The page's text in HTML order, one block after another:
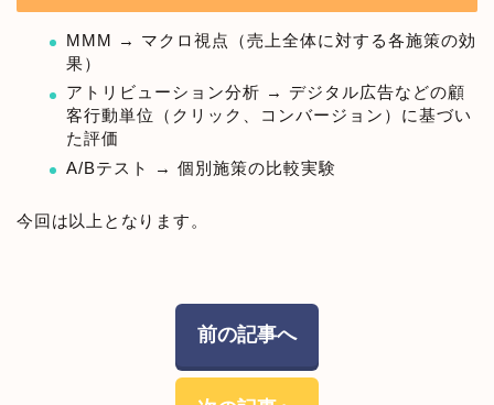
MMM → マクロ視点（売上全体に対する各施策の効
果）
アトリビューション分析 → デジタル広告などの顧
客行動単位（クリック、コンバージョン）に基づい
た評価
A/Bテスト → 個別施策の比較実験
今回は以上となります。
前の記事へ